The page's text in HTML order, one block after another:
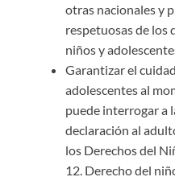
otras nacionales y
respetuosas de los
niños y
Garantizar el
adolescentes al
puede interrogar a
declaración al
los Derechos del
12. Derecho del